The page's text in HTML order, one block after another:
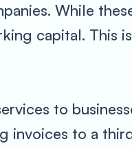
While
capital. This
to
invoices to a